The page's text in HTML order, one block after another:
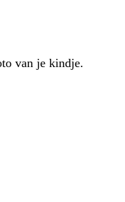
van je kindje.